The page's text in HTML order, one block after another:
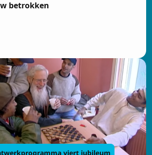
betrokken
viert jubileum